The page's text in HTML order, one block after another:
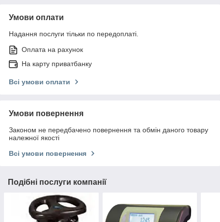
Умови оплати
Надання послуги тільки по передоплаті.
Оплата на рахунок
На карту приватбанку
Всі умови оплати
Умови повернення
Законом не передбачено повернення та обмін даного товару
належної якості
Всі умови повернення
Подібні послуги компанії